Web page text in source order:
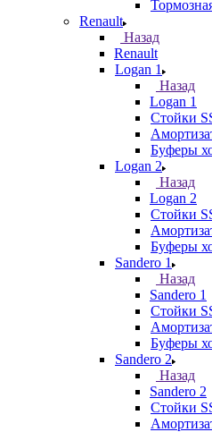
Renault
Назад
Renault
Logan 1
Назад
Logan 1
Стойки
Буферы
Logan 2
Назад
Logan 2
Стойки
Буферы
Sandero 1
Назад
Sandero 1
Стойки
Буферы
Sandero 2
Назад
Sandero 2
Стойки